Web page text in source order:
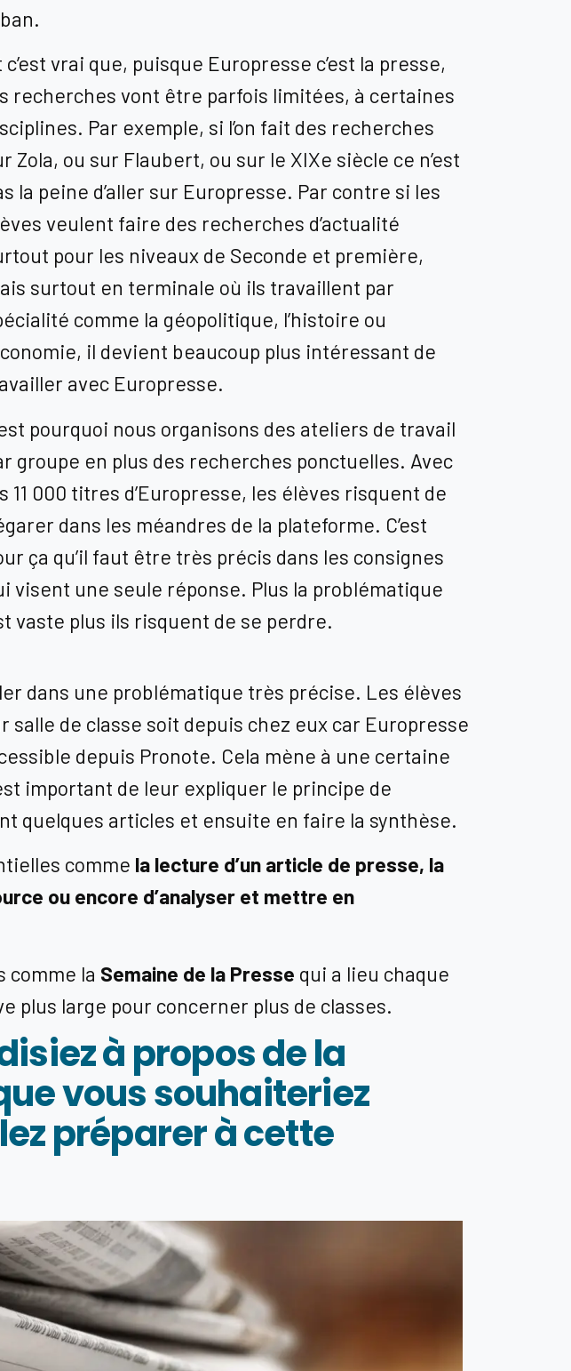
c’est vrai que, puisque Europresse c’est la presse,
recherches vont être parfois limitées, à certaines
Par exemple, si l’on fait des recherches
Zola, ou sur Flaubert, ou sur le XIXe siècle ce n’est
la peine d’aller sur Europresse. Par contre si les
veulent faire des recherches d’actualité
pour les niveaux de Seconde et première,
surtout en terminale où ils travaillent par
comme la géopolitique, l’histoire ou
il devient beaucoup plus intéressant de
avec Europresse.
pourquoi nous organisons des ateliers de travail
groupe en plus des recherches ponctuelles. Avec
11 000 titres d’Europresse, les élèves risquent de
dans les méandres de la plateforme. C’est
ça qu’il faut être très précis dans les consignes
visent une seule réponse. Plus la problématique
vaste plus ils risquent de se perdre.
dans une problématique très précise. Les élèves
de classe soit depuis chez eux car Europresse
depuis Pronote. Cela mène à une certaine
important de leur expliquer le principe de
quelques articles et ensuite en faire la synthèse.
comme la lecture d’un article de presse, la
ou encore d’analyser et mettre en
comme la Semaine de la Presse qui a lieu chaque
plus large pour concerner plus de classes.
à propos de la
vous souhaiteriez
préparer à cette